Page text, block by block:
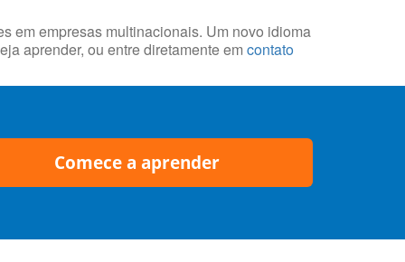
em empresas multinacionais. Um novo idioma
aprender, ou entre diretamente em contato
Comece a aprender